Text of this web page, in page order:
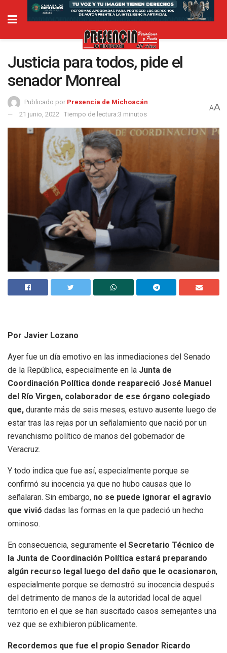
Justicia para todos, pide el
senador Monreal
Publicado por Presencia de Michoacán
21 junio, 2022
Tiempo de lectura:3 minutos
AA
Por Javier Lozano
Ayer fue un día emotivo en las inmediaciones del Senado
de la República, especialmente en la Junta de
Coordinación Política donde reapareció José Manuel
del Río Virgen, colaborador de ese órgano colegiado
que, durante más de seis meses, estuvo ausente luego de
estar tras las rejas por un señalamiento que nació por un
revanchismo político de manos del gobernador de
Veracruz.
Y todo indica que fue así, especialmente porque se
confirmó su inocencia ya que no hubo causas que lo
señalaran. Sin embargo, no se puede ignorar el agravio
que vivió dadas las formas en la que padeció un hecho
ominoso.
En consecuencia, seguramente el Secretario Técnico de
la Junta de Coordinación Política estará preparando
algún recurso legal luego del daño que le ocasionaron,
especialmente porque se demostró su inocencia después
del detrimento de manos de la autoridad local de aquel
territorio en el que se han suscitado casos semejantes una
vez que se exhibieron públicamente.
Recordemos que fue el propio Senador Ricardo